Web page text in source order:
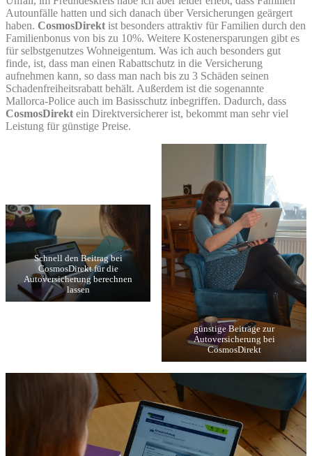
Autounfälle hatten und sich danach über Versicherungen geärgert
haben. CosmosDirekt ist besonders attraktiv für Familien durch den
Familienbonus von bis zu 10%. Weitere Kostenersparungen gibt es
für selbstgenutzes Wohneigentum. Was ich auch besonders gut
finde, ist, dass man einen Rabattschutz in die Versicherung
aufnehmen kann, so dass man nach bis zu 3 Schäden seinen
Schadenfreiheitsrabatt behält. Außerdem ist die sogenannte
Mallorca-Police auch im Basisschutz inbegriffen. Dadurch, dass
CosmosDirekt ein Direktversicherer ist, bekommt man sehr viel
Leistung für günstige Preise.
Schnell den Beitrag bei
CosmosDirekt für die
Autoversicherung berechnen
lassen
günstige Beiträge zur
Autoversicherung bei
CosmosDirekt